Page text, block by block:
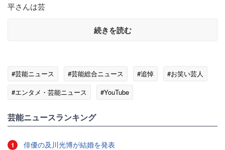
平さんは芸
続きを読む
#芸能ニュース #芸能総合ニュース #追悼
#お笑い芸人
#エンタメ・芸能ニュース
#YouTube
芸能ニュースランキング
1 俳優の及川光博が結婚を発表